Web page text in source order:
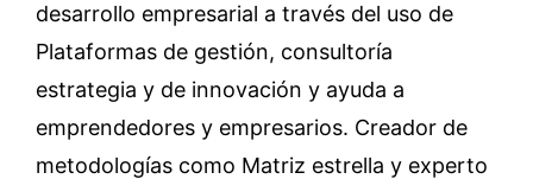
desarrollo empresarial a través del uso de
Plataformas de gestión, consultoría
estrategia y de innovación y ayuda a
emprendedores y empresarios. Creador de
metodologías como Matriz estrella y experto